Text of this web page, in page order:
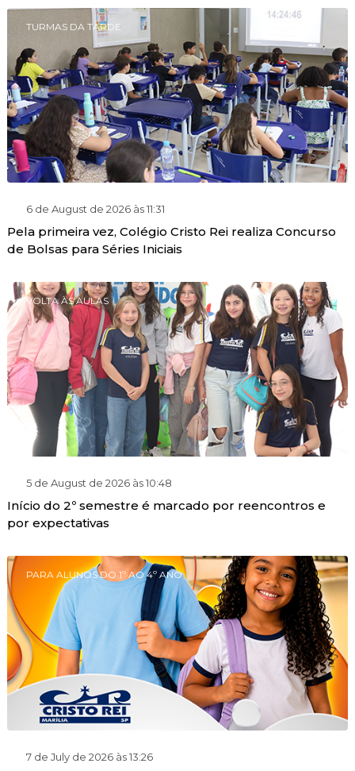
TURMAS DA TARDE
6 de August de 2026 às 11:31
Pela primeira vez, Colégio Cristo Rei realiza Concurso
de Bolsas para Séries Iniciais
VOLTA ÀS AULAS
5 de August de 2026 às 10:48
Início do 2º semestre é marcado por reencontros e
por expectativas
PARA ALUNOS DO 1º AO 4º ANO
7 de July de 2026 às 13:26